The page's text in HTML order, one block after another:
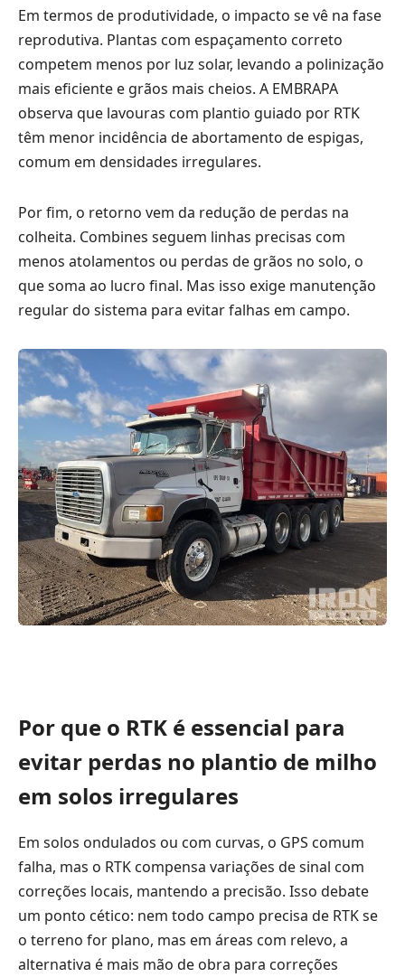
Em termos de produtividade, o impacto se vê na fase
reprodutiva. Plantas com espaçamento correto
competem menos por luz solar, levando a polinização
mais eficiente e grãos mais cheios. A EMBRAPA
observa que lavouras com plantio guiado por RTK
têm menor incidência de abortamento de espigas,
comum em densidades irregulares.
Por fim, o retorno vem da redução de perdas na
colheita. Combines seguem linhas precisas com
menos atolamentos ou perdas de grãos no solo, o
que soma ao lucro final. Mas isso exige manutenção
regular do sistema para evitar falhas em campo.
Por que o RTK é essencial para
evitar perdas no plantio de milho
em solos irregulares
Em solos ondulados ou com curvas, o GPS comum
falha, mas o RTK compensa variações de sinal com
correções locais, mantendo a precisão. Isso debate
um ponto cético: nem todo campo precisa de RTK se
o terreno for plano, mas em áreas com relevo, a
alternativa é mais mão de obra para correções